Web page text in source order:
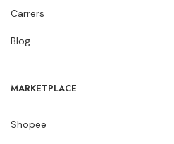
Carrers
Blog
MARKETPLACE
Shopee